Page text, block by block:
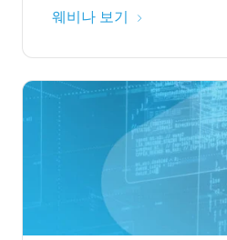
웨비나 보기